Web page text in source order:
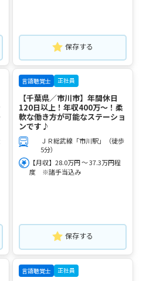
保存する
言語聴覚士 正社員
【千葉県／市川市】年間休日
120日以上！年収400万～！柔
軟な働き方が可能なステーショ
ンです♪
ＪＲ総武線「市川駅」（徒歩
5分）
【月収】28.0万円 ～ 37.3万円程
度 ※諸手当込み
保存する
言語聴覚士 正社員